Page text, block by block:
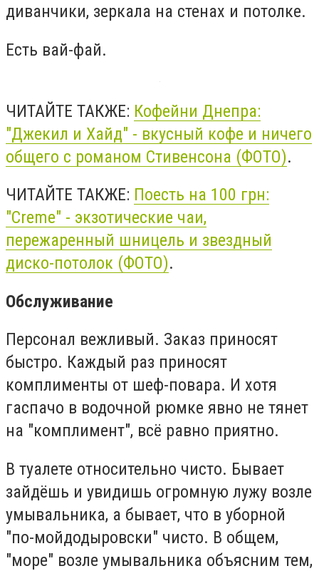
диванчики, зеркала на стенах и потолке.
Есть вай-фай.
ЧИТАЙТЕ ТАКЖЕ: Кофейни Днепра:
"Джекил и Хайд" - вкусный кофе и ничего
общего с романом Стивенсона (ФОТО).
ЧИТАЙТЕ ТАКЖЕ: Поесть на 100 грн:
"Creme" - экзотические чаи,
пережаренный шницель и звездный
диско-потолок (ФОТО).
Обслуживание
Персонал вежливый. Заказ приносят
быстро. Каждый раз приносят
комплименты от шеф-повара. И хотя
гаспачо в водочной рюмке явно не тянет
на "комплимент", всё равно приятно.
В туалете относительно чисто. Бывает
зайдёшь и увидишь огромную лужу возле
умывальника, а бывает, что в уборной
"по-мойдодыровски" чисто. В общем,
"море" возле умывальника объясним тем,